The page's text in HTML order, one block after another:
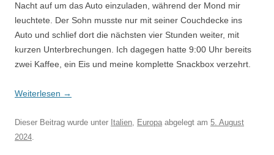
Nacht auf um das Auto einzuladen, während der Mond mir
leuchtete. Der Sohn musste nur mit seiner Couchdecke ins
Auto und schlief dort die nächsten vier Stunden weiter, mit
kurzen Unterbrechungen. Ich dagegen hatte 9:00 Uhr bereits
zwei Kaffee, ein Eis und meine komplette Snackbox verzehrt.
Weiterlesen →
Dieser Beitrag wurde unter Italien, Europa abgelegt am 5. August
2024.